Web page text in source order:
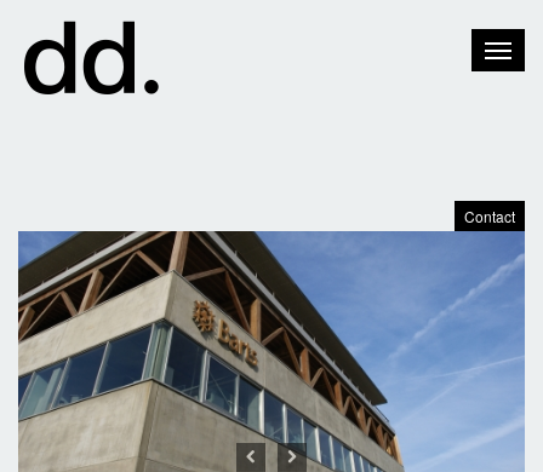
Contact
Toggle